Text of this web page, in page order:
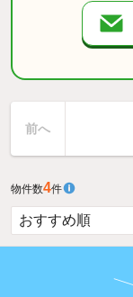
前へ
物件数4件